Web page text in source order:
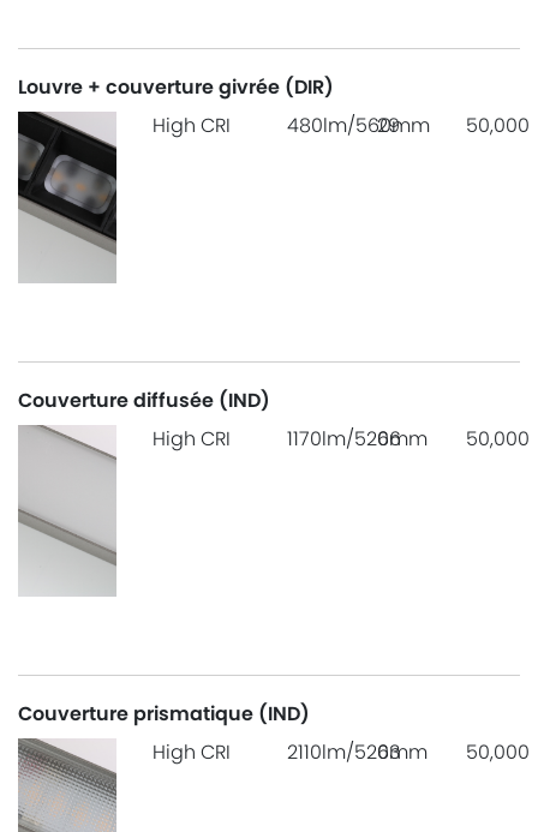
Louvre + couverture givrée (DIR)
High CRI
480lm/560mm
29 50,000
Couverture diffusée (IND)
High CRI
1170lm/520mm
66 50,000
Couverture prismatique (IND)
High CRI
2110lm/520mm
63 50,000